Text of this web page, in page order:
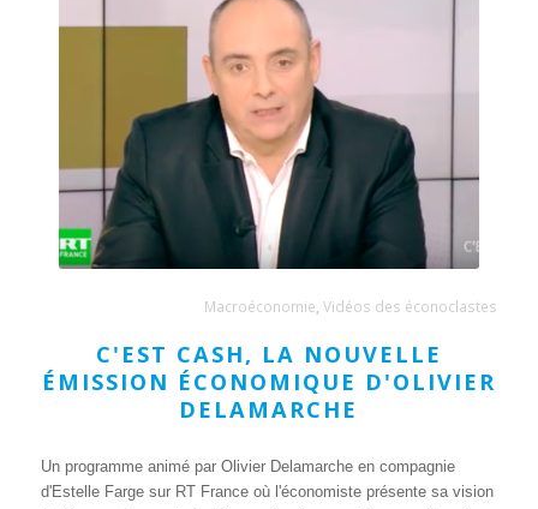
Macroéconomie ,Vidéos des éconoclastes
C'EST CASH, LA NOUVELLE
ÉMISSION ÉCONOMIQUE D'OLIVIER
DELAMARCHE
Un programme animé par Olivier Delamarche en compagnie
d'Estelle Farge sur RT France où l'économiste présente sa vision